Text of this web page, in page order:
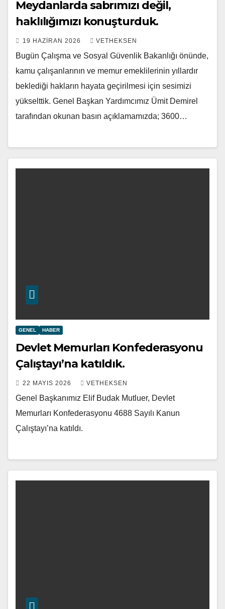
Meydanlarda sabrımızı değil,
haklılığımızı konuşturduk.
19 HAZIRAN 2026 VETHEKSEN
Bugün Çalışma ve Sosyal Güvenlik Bakanlığı önünde,
kamu çalışanlarının ve memur emeklilerinin yıllardır
beklediği hakların hayata geçirilmesi için sesimizi
yükselttik. Genel Başkan Yardımcımız Ümit Demirel
tarafından okunan basın açıklamamızda; 3600…
GENEL HABER
Devlet Memurları Konfederasyonu
Çalıştayı’na katıldık.
22 MAYIS 2026 VETHEKSEN
Genel Başkanımız Elif Budak Mutluer, Devlet
Memurları Konfederasyonu 4688 Sayılı Kanun
Çalıştayı’na katıldı.